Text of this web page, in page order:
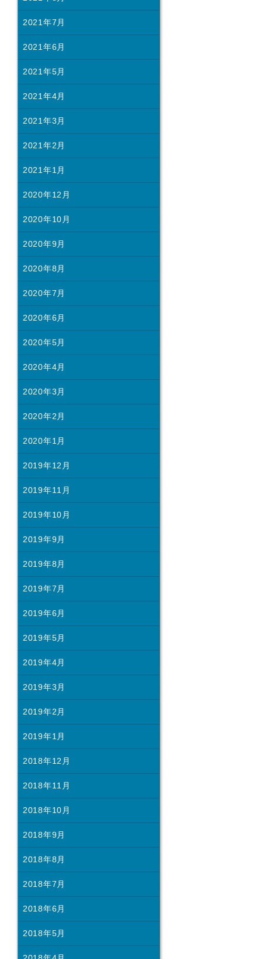
2021年7月
2021年6月
2021年5月
2021年4月
2021年3月
2021年2月
2021年1月
2020年12月
2020年10月
2020年9月
2020年8月
2020年7月
2020年6月
2020年5月
2020年4月
2020年3月
2020年2月
2020年1月
2019年12月
2019年11月
2019年10月
2019年9月
2019年8月
2019年7月
2019年6月
2019年5月
2019年4月
2019年3月
2019年2月
2019年1月
2018年12月
2018年11月
2018年10月
2018年9月
2018年8月
2018年7月
2018年6月
2018年5月